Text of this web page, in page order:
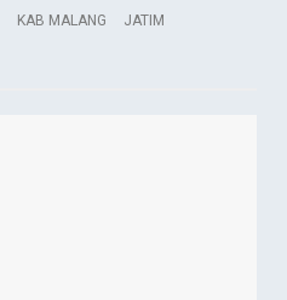
KAB MALANG
JATIM